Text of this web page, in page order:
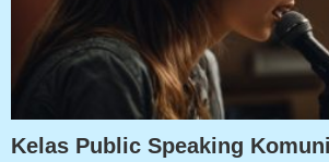
Kelas Public Speaking